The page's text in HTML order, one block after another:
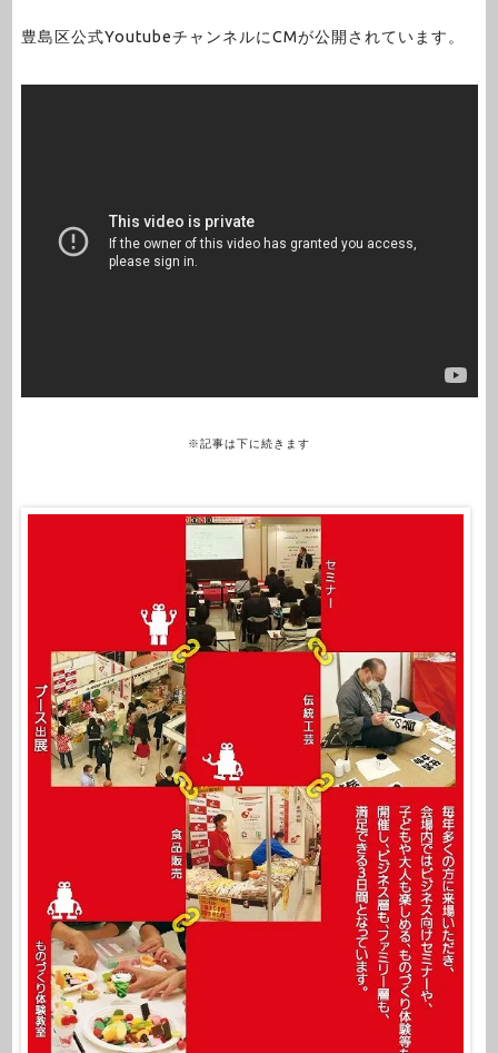
豊島区公式YoutubeチャンネルにCMが公開されています。
※記事は下に続きます